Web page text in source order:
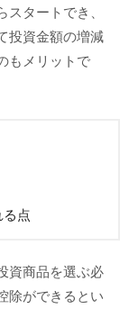
タートでき、
投資金額の増減
もメリットで
点
資商品を選ぶ必
除ができるとい